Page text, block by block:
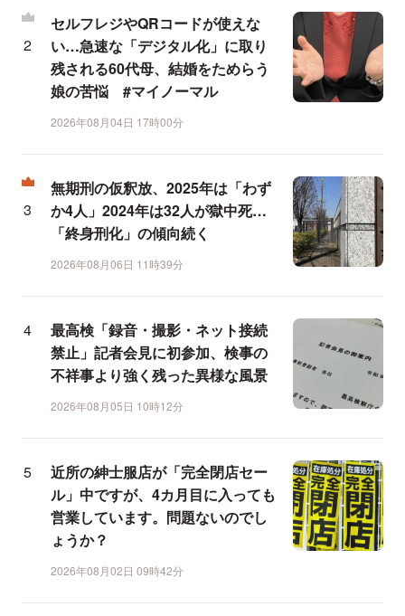
セルフレジやQRコードが使えな
い…急速な「デジタル化」に取り
残される60代母、結婚をためらう
娘の苦悩 #マイノーマル
2026年08月04日 17時00分
無期刑の仮釈放、2025年は「わず
か4人」2024年は32人が獄中死…
「終身刑化」の傾向続く
2026年08月06日 11時39分
最高検「録音・撮影・ネット接続
禁止」記者会見に初参加、検事の
不祥事より強く残った異様な風景
2026年08月05日 10時12分
近所の紳士服店が「完全閉店セー
ル」中ですが、4カ月目に入っても
営業しています。問題ないのでし
ょうか？
2026年08月02日 09時42分